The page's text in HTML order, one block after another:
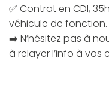
✅ Contrat en CDI,
véhicule de fonction.
➡️ N’hésitez pas à
à relayer l’info à vos